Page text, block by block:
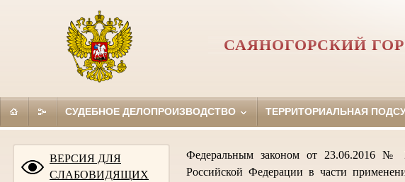
САЯНОГОРСКИЙ
СУДЕБНОЕ ДЕЛОПРОИЗВОДСТВО ТЕРРИТОРИАЛЬНАЯ
ВЕРСИЯ ДЛЯ
СЛАБОВИДЯЩИХ
Федеральным законом от 23.06.2016 №
Российской Федерации в части